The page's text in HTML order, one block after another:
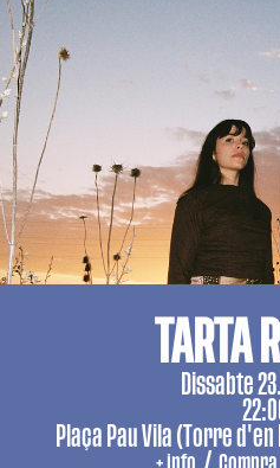
TARTA
Dissabte
Plaça Pau Vila (Torre